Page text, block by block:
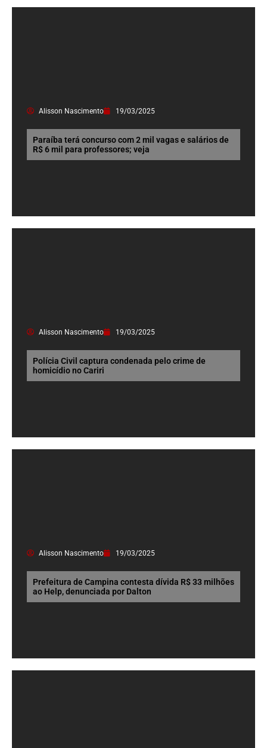
Alisson Nascimento 19/03/2025
Paraíba terá concurso com 2 mil vagas e salários de
R$ 6 mil para professores; veja
Alisson Nascimento 19/03/2025
Polícia Civil captura condenada pelo crime de
homicídio no Cariri
Alisson Nascimento 19/03/2025
Prefeitura de Campina contesta dívida R$ 33 milhões
ao Help, denunciada por Dalton